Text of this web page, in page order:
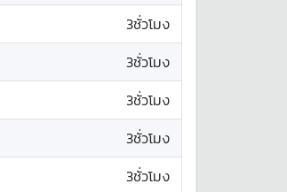
3ชั่วโมง
3ชั่วโมง
3ชั่วโมง
3ชั่วโมง
3ชั่วโมง